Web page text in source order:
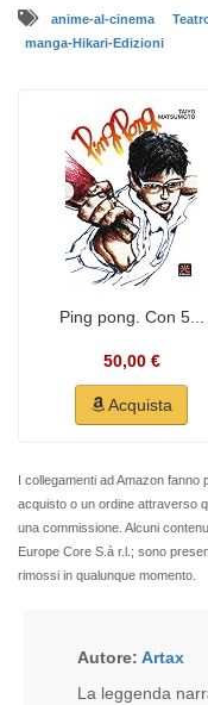
anime-al-cinema
manga-Hikari-Edizioni
Ping pong. Con 5...
50,00 €
Acquista
I collegamenti ad Amazon fanno
acquisto o un ordine attraverso
una commissione. Alcuni
Europe Core S.à r.l.; sono
rimossi in qualunque momento.
Autore: Artax
La leggenda